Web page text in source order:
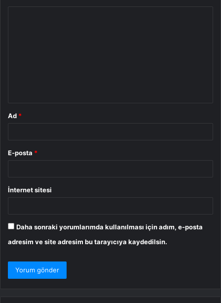
Ad *
E-posta *
İnternet sitesi
Daha sonraki yorumlarımda kullanılması için adım, e-posta
adresim ve site adresim bu tarayıcıya kaydedilsin.